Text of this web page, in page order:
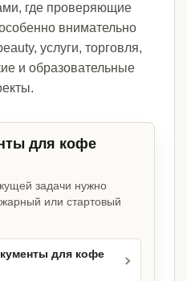
где проверяющие
внимательно
услуги, торговля,
и образовательные
для кофе
задачи нужно
или стартовый
для кофе